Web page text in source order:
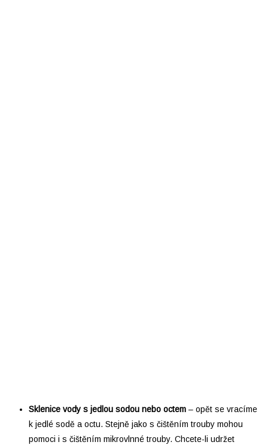
Sklenice vody s jedlou sodou nebo octem –⁠ opět se vracíme
k jedlé sodě a octu. Stejně jako s čištěním trouby mohou
pomoci i s čištěním mikrovlnné trouby. Chcete-li udržet